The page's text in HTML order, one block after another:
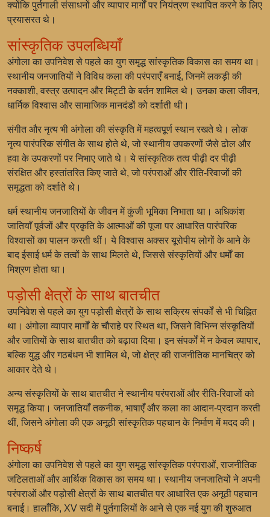
क्योंकि पुर्तगाली संसाधनों और व्यापार मार्गों पर नियंत्रण स्थापित करने के लिए
प्रयासरत थे।
सांस्कृतिक उपलब्धियाँ
अंगोला का उपनिवेश से पहले का युग समृद्ध सांस्कृतिक विकास का समय था।
स्थानीय जनजातियों ने विविध कला की परंपराएँ बनाई, जिनमें लकड़ी की
नक्काशी, वस्त्र उत्पादन और मिट्टी के बर्तन शामिल थे। उनका कला जीवन,
धार्मिक विश्वास और सामाजिक मानदंडों को दर्शाती थी।
संगीत और नृत्य भी अंगोला की संस्कृति में महत्वपूर्ण स्थान रखते थे। लोक
नृत्य पारंपरिक संगीत के साथ होते थे, जो स्थानीय उपकरणों जैसे ढोल और
हवा के उपकरणों पर निभाए जाते थे। ये सांस्कृतिक तत्व पीढ़ी दर पीढ़ी
संरक्षित और हस्तांतरित किए जाते थे, जो परंपराओं और रीति-रिवाजों की
समृद्धता को दर्शाते थे।
धर्म स्थानीय जनजातियों के जीवन में कुंजी भूमिका निभाता था। अधिकांश
जातियाँ पूर्वजों और प्रकृति के आत्माओं की पूजा पर आधारित पारंपरिक
विश्वासों का पालन करती थीं। ये विश्वास अक्सर यूरोपीय लोगों के आने के
बाद ईसाई धर्म के तत्वों के साथ मिलते थे, जिससे संस्कृतियों और धर्मों का
मिश्रण होता था।
पड़ोसी क्षेत्रों के साथ बातचीत
उपनिवेश से पहले का युग पड़ोसी क्षेत्रों के साथ सक्रिय संपर्कों से भी चिह्नित
था। अंगोला व्यापार मार्गों के चौराहे पर स्थित था, जिसने विभिन्न संस्कृतियों
और जातियों के साथ बातचीत को बढ़ावा दिया। इन संपर्कों में न केवल व्यापार,
बल्कि युद्ध और गठबंधन भी शामिल थे, जो क्षेत्र की राजनीतिक मानचित्र को
आकार देते थे।
अन्य संस्कृतियों के साथ बातचीत ने स्थानीय परंपराओं और रीति-रिवाजों को
समृद्ध किया। जनजातियाँ तकनीक, भाषाएँ और कला का आदान-प्रदान करती
थीं, जिसने अंगोला की एक अनूठी सांस्कृतिक पहचान के निर्माण में मदद की।
निष्कर्ष
अंगोला का उपनिवेश से पहले का युग समृद्ध सांस्कृतिक परंपराओं, राजनीतिक
जटिलताओं और आर्थिक विकास का समय था। स्थानीय जनजातियों ने अपनी
परंपराओं और पड़ोसी क्षेत्रों के साथ बातचीत पर आधारित एक अनूठी पहचान
बनाई। हालाँकि, XV सदी में पुर्तगालियों के आने से एक नई युग की शुरुआत